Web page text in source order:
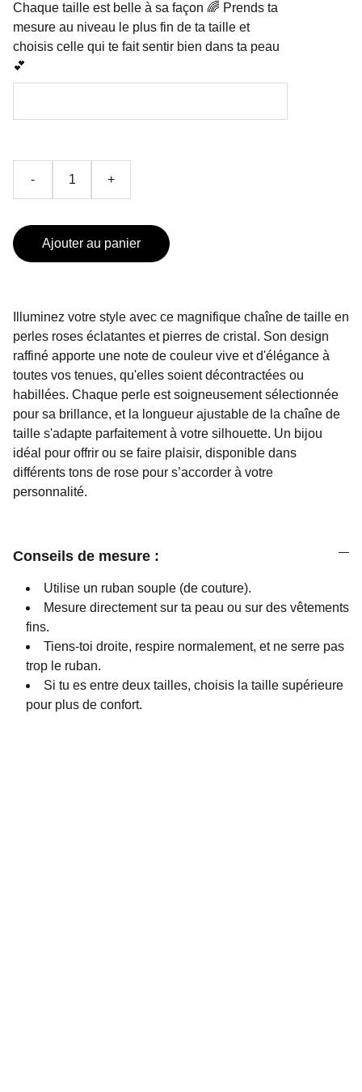
Chaque taille est belle à sa façon 🌈 Prends ta
mesure au niveau le plus fin de ta taille et
choisis celle qui te fait sentir bien dans ta peau
💕
- +
Ajouter au panier
Illuminez votre style avec ce magnifique chaîne de taille en
perles roses éclatantes et pierres de cristal. Son design
raffiné apporte une note de couleur vive et d'élégance à
toutes vos tenues, qu'elles soient décontractées ou
habillées. Chaque perle est soigneusement sélectionnée
pour sa brillance, et la longueur ajustable de la chaîne de
taille s'adapte parfaitement à votre silhouette. Un bijou
idéal pour offrir ou se faire plaisir, disponible dans
différents tons de rose pour s’accorder à votre
personnalité.
Conseils de mesure :
Utilise un ruban souple (de couture).
Mesure directement sur ta peau ou sur des vêtements
fins.
Tiens-toi droite, respire normalement, et ne serre pas
trop le ruban.
Si tu es entre deux tailles, choisis la taille supérieure
pour plus de confort.